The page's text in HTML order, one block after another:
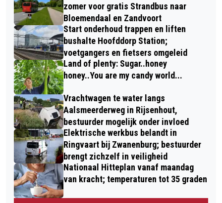
zomer voor gratis Strandbus naar
Bloemendaal en Zandvoort
Start onderhoud trappen en liften
bushalte Hoofddorp Station;
voetgangers en fietsers omgeleid
Land of plenty: Sugar..honey
honey..You are my candy world...
Vrachtwagen te water langs
Aalsmeerderweg in Rijsenhout,
bestuurder mogelijk onder invloed
Elektrische werkbus belandt in
Ringvaart bij Zwanenburg; bestuurder
brengt zichzelf in veiligheid
Nationaal Hitteplan vanaf maandag
van kracht; temperaturen tot 35 graden